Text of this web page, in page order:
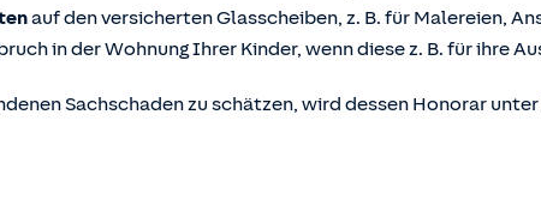
auf den versicherten Glasscheiben, z. B. für Malereien,
in der Wohnung Ihrer Kinder, wenn diese z. B. für ihre
Sachschaden zu schätzen, wird dessen Honorar